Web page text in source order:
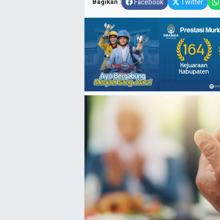
Bagikan : Facebook Twitter